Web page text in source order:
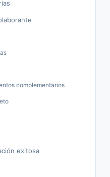
complementarios
exitosa